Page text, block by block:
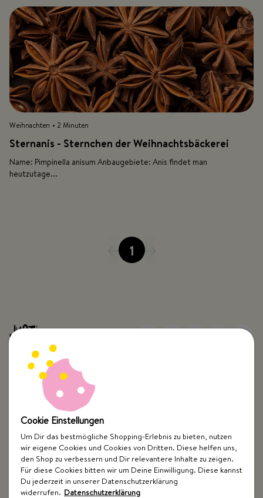
Weihnachten • 2 Minuten
Sternanis - Sternchen der Weihnachtsbäckerei
Name: Pimpinella anisum Anbaugebiete: Anis findet man
heutzutage...
1
Top Kategorien
Just Spices
Hilfe & Kontakt
Cookie Einstellungen
Um Dir das bestmögliche Shopping-Erlebnis zu bieten, nutzen
wir eigene Cookies und Cookies von Dritten. Diese helfen uns,
den Shop zu verbessern und Dir relevantere Inhalte zu zeigen.
Für diese Cookies bitten wir um Deine Einwilligung. Diese kannst
Du jederzeit in unserer Datenschutzerklärung
widerrufen. Datenschutzerklärung